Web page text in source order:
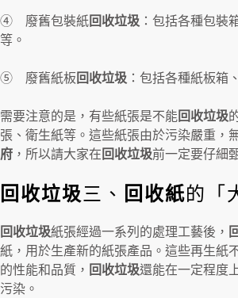
④ 廢舊包裝紙回收垃圾 ：包括各種包裝
等。
⑤ 廢舊紙板 回收垃圾 ：包括各種紙板箱
需要注意的是，有些紙張是不能 回收垃圾
張、衛生紙等。這些紙張由於污染嚴重，
府 ，所以請大家在 回收垃圾前一定要仔細
回收垃圾 三、 回收紙的「
回收垃圾紙張經過一系列的處理工藝後，
紙，用於生產新的紙張產品。這些再生紙
的性能和品質， 回收垃圾還能在一定程度
污染。